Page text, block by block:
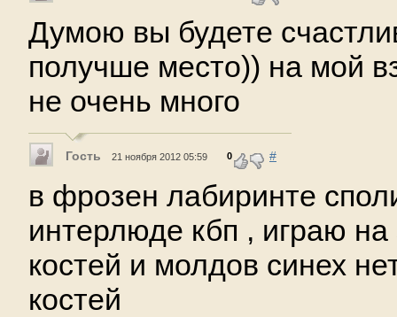
Думою вы будете
получше место)) на мой
не очень много
Гость 21 ноября 2012 05:59 0 #
в фрозен лабиринте
интерлюде кбп , играю
костей и молдов синех
костей